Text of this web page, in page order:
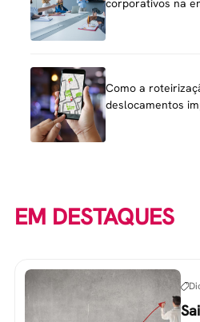
corporativos na
Como a
deslocamentos
EM DESTAQUES